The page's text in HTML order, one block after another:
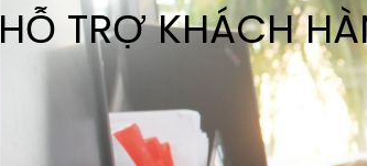
HỖ TRỢ KHÁCH